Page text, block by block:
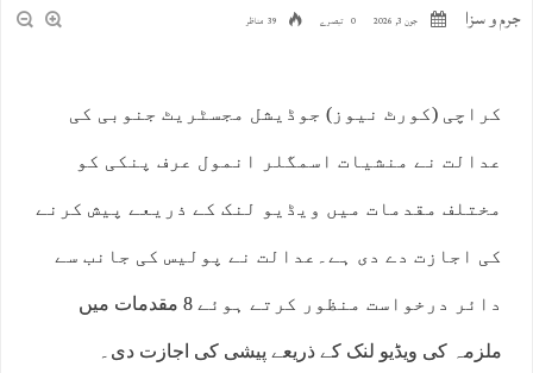
جرم و سزا جون 3, 2026 0 تبصرے 39 مناظر
کراچی (کورٹ نیوز) جوڈیشل مجسٹریٹ جنوبی کی
عدالت نے منشیات اسمگلر انمول عرف پنکی کو
مختلف مقدمات میں ویڈیو لنک کے ذریعے پیش کرنے
کی اجازت دے دی ہے۔عدالت نے پولیس کی جانب سے
دائر درخواست منظور کرتے ہوئے 8 مقدمات میں
ملزمہ کی ویڈیو لنک کے ذریعے پیشی کی اجازت دی۔